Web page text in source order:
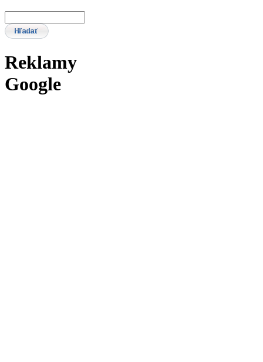
Reklamy
Google